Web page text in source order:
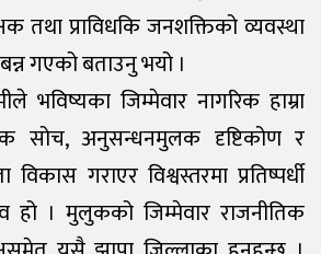
तथा प्राविधकि जनशक्तिको व्यवस्था
गएको बताउनु भयो ।
भविष्यका जिम्मेवार नागरिक हाम्रा
सोच, अनुसन्धनमुलक दृष्टिकोण र
विकास गराएर विश्वस्तरमा प्रतिष्पर्धी
हो । मुलुकको जिम्मेवार राजनीतिक